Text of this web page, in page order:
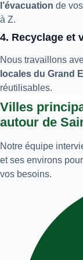
l’évacuation de
à Z.
4. Recyclage et
Nous travaillons
locales du Grand
réutilisables.
Villes
autour de
Notre équipe
et ses environs
vos besoins.